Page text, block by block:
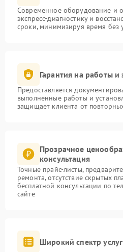
Современное оборудование и
экспресс-диагностику и
сроки, минимизируя время без
Гарантия на работы и
Предоставляется
выполненные работы и
защищает клиента от
Прозрачное
консультация
Точные прайс-листы,
ремонта, отсутствие скрытых
бесплатной консультации по
сайте
Широкий спектр услуг